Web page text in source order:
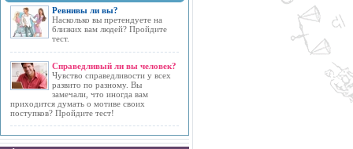
Ревнивы ли вы?
Насколько вы претендуете на
близких вам людей? Пройдите
тест.
Справедливый ли вы человек?
Чувство справедливости у всех
развито по разному. Вы
замечали, что иногда вам
приходится думать о мотиве своих
поступков? Пройдите тест!